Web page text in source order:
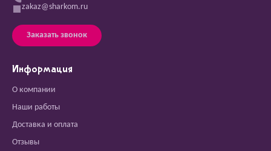
zakaz@sharkom.ru
Заказать звонок
Информация
О компании
Наши работы
Доставка и оплата
Отзывы